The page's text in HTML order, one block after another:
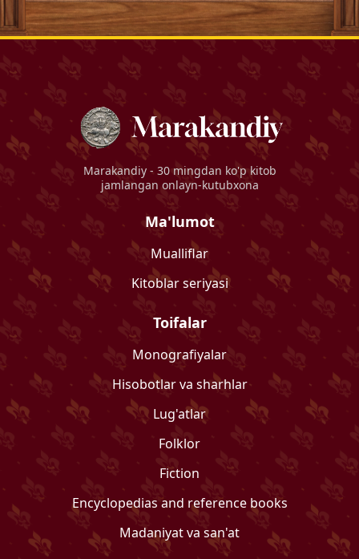
Marakandiy - 30 mingdan ko'p kitob
jamlangan onlayn-kutubxona
Ma'lumot
Mualliflar
Kitoblar seriyasi
Toifalar
Monografiyalar
Hisobotlar va sharhlar
Lug'atlar
Folklor
Fiction
Encyclopedias and reference books
Madaniyat va san'at